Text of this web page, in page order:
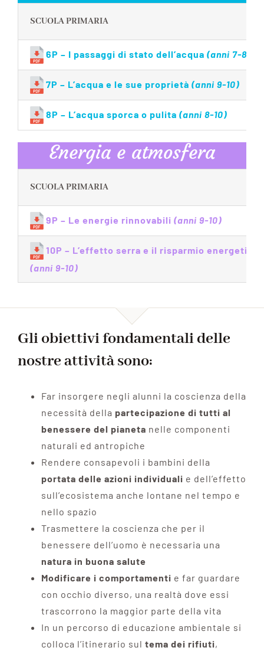
SCUOLA PRIMARIA
6P – I passaggi di stato dell’acqua (anni 7-8)
7P – L’acqua e le sue proprietà (anni 9-10)
8P – L’acqua sporca o pulita (anni 8-10)
Energia e atmosfera
SCUOLA PRIMARIA
9P – Le energie rinnovabili (anni 9-10)
10P – L’effetto serra e il risparmio energetico
(anni 9-10)
Gliobiettivi fondamentalidelle
nostre attività sono:
Far insorgere negli alunni la coscienza della
necessità della partecipazione di tutti al
benessere del pianeta nelle componenti
naturali ed antropiche
Rendere consapevoli i bambini della
portata delle azioni individuali e dell’effetto
sull’ecosistema anche lontane nel tempo e
nello spazio
Trasmettere la coscienza che per il
benessere dell’uomo è necessaria una
natura in buona salute
Modificare i comportamenti e far guardare
con occhio diverso, una realtà dove essi
trascorrono la maggior parte della vita
In un percorso di educazione ambientale si
colloca l’itinerario sul tema dei rifiuti,